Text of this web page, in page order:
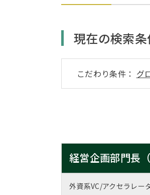
現在の検索
こだわり条件： グ
経営企画部門長
外資系VC/アクセラレー